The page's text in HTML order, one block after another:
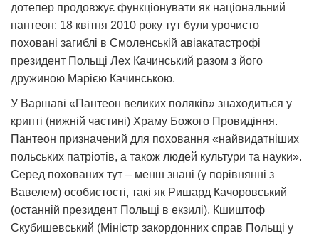
дотепер продовжує функціонувати як національний
пантеон: 18 квітня 2010 року тут були урочисто
поховані загиблі в Смоленській авіакатастрофі
президент Польщі Лех Качинський разом з його
дружиною Марією Качинською.
У Варшаві «Пантеон великих поляків» знаходиться у
крипті (нижній частині) Храму Божого Провидіння.
Пантеон призначений для поховання «найвидатніших
польських патріотів, а також людей культури та науки».
Серед похованих тут – менш знані (у порівнянні з
Вавелем) особистості, такі як Ришард Качоровський
(останній президент Польщі в екзилі), Кшиштоф
Скубишевський (Міністр закордонних справ Польщі у